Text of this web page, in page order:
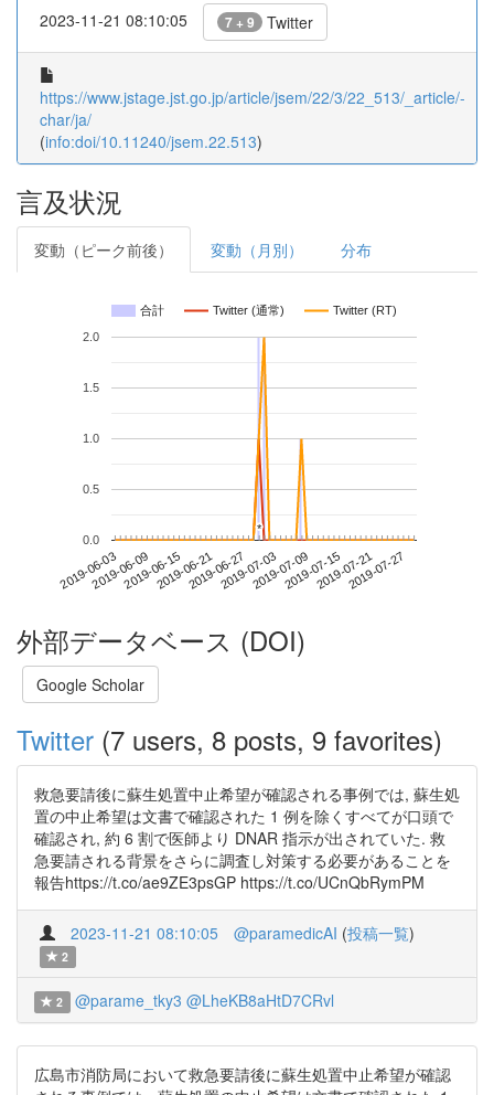
2023-11-21 08:10:05 7 + 9 Twitter
https://www.jstage.jst.go.jp/article/jsem/22/3/22_513/_article/-
char/ja/
(info:doi/10.11240/jsem.22.513)
言及状況
変動（ピーク前後） 変動（月別） 分布
合計 Twitter (通常) Twitter (RT)
2019-06-032019-06-092019-06-152019-06-212019-06-272019-07-032019-07-092019-07-152019-07-212019-07-27
0.0
0.5
1.0
1.5
2.0
**
外部データベース (DOI)
Google Scholar
Twitter (7 users, 8 posts, 9 favorites)
救急要請後に蘇生処置中止希望が確認される事例では, 蘇生処
置の中止希望は文書で確認された 1 例を除くすべてが口頭で
確認され, 約 6 割で医師より DNAR 指示が出されていた. 救
急要請される背景をさらに調査し対策する必要があることを
報告https://t.co/ae9ZE3psGP https://t.co/UCnQbRymPM
2023-11-21 08:10:05 @paramedicAI (投稿一覧)
2
2 @parame_tky3 @LheKB8aHtD7CRvl
広島市消防局において救急要請後に蘇生処置中止希望が確認